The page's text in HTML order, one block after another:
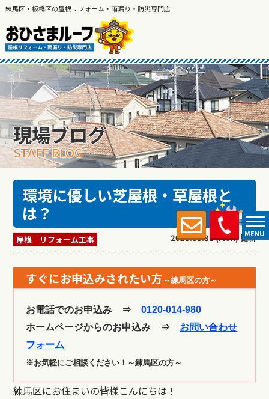
練馬区・板橋区の屋根リフォーム・雨漏り・防災専門店
MENU
現場ブログ
STAFF BLOG
環境に優しい芝屋根・草屋根と
は？
屋根 リフォーム工事 2025.03.31 (Mon) 更新
すぐにお申込みされたい方 ～練馬区の方～
お電話でのお申込み ⇒0120-014-980
ホームページからのお申込み ⇒ お問い合わせ
フォーム
※お気軽にご相談ください！～練馬区の方～
練馬区にお住まいの皆様こんにちは！